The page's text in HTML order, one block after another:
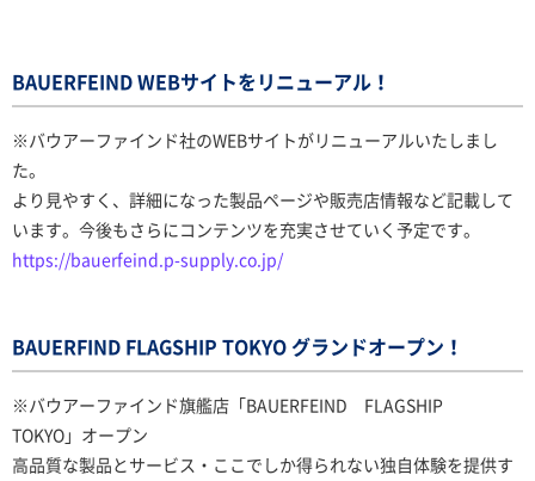
BAUERFEIND WEBサイトをリニューアル！
※バウアーファインド社のWEBサイトがリニューアルいたしまし
た。
より見やすく、詳細になった製品ページや販売店情報など記載して
います。今後もさらにコンテンツを充実させていく予定です。
https://bauerfeind.p-supply.co.jp/
BAUERFIND FLAGSHIP TOKYO グランドオープン！
※バウアーファインド旗艦店「BAUERFEIND FLAGSHIP
TOKYO」オープン
高品質な製品とサービス・ここでしか得られない独自体験を提供す